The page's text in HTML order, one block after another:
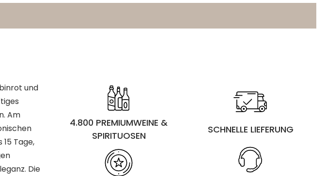
und
Am
Tage,
Die
4.800 PREMIUMWEINE &
SPIRITUOSEN
SCHNELLE LIEFERUNG